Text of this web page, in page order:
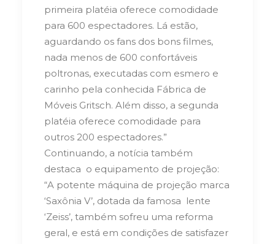
primeira platéia oferece comodidade
para 600 espectadores. Lá estão,
aguardando os fans dos bons filmes,
nada menos de 600 confortáveis
poltronas, executadas com esmero e
carinho pela conhecida Fábrica de
Móveis Gritsch. Além disso, a segunda
platéia oferece comodidade para
outros 200 espectadores.”
Continuando, a notícia também
destaca o equipamento de projeção:
“A potente máquina de projeção marca
‘Saxônia V’, dotada da famosa lente
‘Zeiss’, também sofreu uma reforma
geral, e está em condições de satisfazer